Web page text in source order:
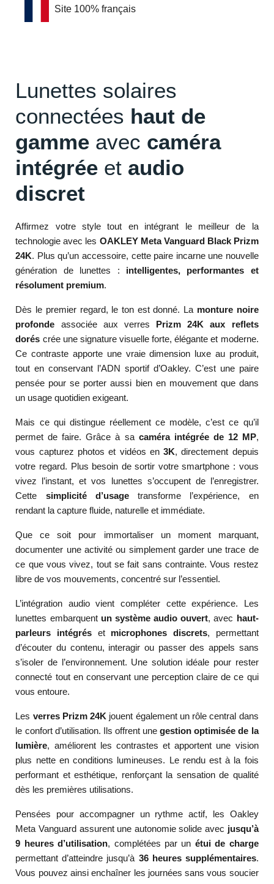
Site 100% français
Lunettes solaires
connectées haut de
gamme avec caméra
intégrée et audio
discret
Affirmez votre style tout en intégrant le meilleur de la
technologie avec les OAKLEY Meta Vanguard Black Prizm
24K. Plus qu’un accessoire, cette paire incarne une nouvelle
génération de lunettes : intelligentes, performantes et
résolument premium.
Dès le premier regard, le ton est donné. La monture noire
profonde associée aux verres Prizm 24K aux reflets
dorés crée une signature visuelle forte, élégante et moderne.
Ce contraste apporte une vraie dimension luxe au produit,
tout en conservant l’ADN sportif d’Oakley. C’est une paire
pensée pour se porter aussi bien en mouvement que dans
un usage quotidien exigeant.
Mais ce qui distingue réellement ce modèle, c’est ce qu’il
permet de faire. Grâce à sa caméra intégrée de 12 MP,
vous capturez photos et vidéos en3K, directement depuis
votre regard. Plus besoin de sortir votre smartphone : vous
vivez l’instant, et vos lunettes s’occupent de l’enregistrer.
Cette simplicité d’usagetransforme l’expérience, en
rendant la capture fluide, naturelle et immédiate.
Que ce soit pour immortaliser un moment marquant,
documenter une activité ou simplement garder une trace de
ce que vous vivez, tout se fait sans contrainte. Vous restez
libre de vos mouvements, concentré sur l’essentiel.
L’intégration audio vient compléter cette expérience. Les
lunettes embarquent un système audio ouvert, avec haut-
parleurs intégrés et microphones discrets, permettant
d’écouter du contenu, interagir ou passer des appels sans
s’isoler de l’environnement. Une solution idéale pour rester
connecté tout en conservant une perception claire de ce qui
vous entoure.
Les verres Prizm 24K jouent également un rôle central dans
le confort d’utilisation. Ils offrent unegestion optimisée de la
lumière, améliorent les contrastes et apportent une vision
plus nette en conditions lumineuses. Le rendu est à la fois
performant et esthétique, renforçant la sensation de qualité
dès les premières utilisations.
Pensées pour accompagner un rythme actif, les Oakley
Meta Vanguard assurent une autonomie solide avec jusqu’à
9 heures d’utilisation, complétées par un étui de charge
permettant d’atteindre jusqu’à 36 heures supplémentaires.
Vous pouvez ainsi enchaîner les journées sans vous soucier